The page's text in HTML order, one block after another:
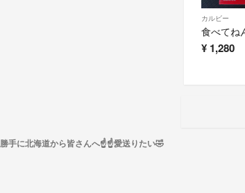
カルビー
¥ 1,280
勝手に北海道から皆さんへ☝️☝️愛送りたい🤣